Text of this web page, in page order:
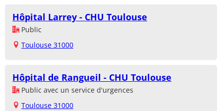
Hôpital Larrey - CHU Toulouse
Public
Toulouse 31000
Hôpital de Rangueil - CHU Toulouse
Public avec un service d'urgences
Toulouse 31000